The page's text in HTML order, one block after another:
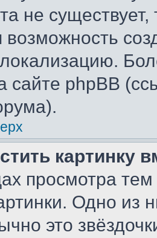
не
возможность
сайте phpBB
картинку
просмотра
Одно из
это